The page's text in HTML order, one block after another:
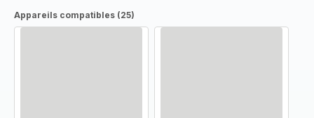
Appareils compatibles (25)